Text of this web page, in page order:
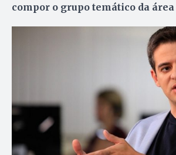
compor o grupo temático da área